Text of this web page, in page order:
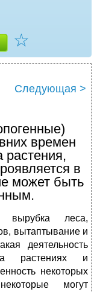
☆
Следующая >
времен
растения,
в
может быть
вырубка леса,
вытаптывание и
деятельность
растениях и
некоторых
могут